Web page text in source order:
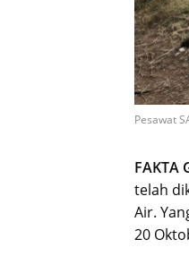
Pesawat
FAKTA
telah
Air.
20